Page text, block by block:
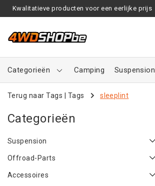
Kwalitatieve producten voor een eerlijke prijs
Categorieën Camping Suspension
Terug naar Tags Tags sleeplint
Categorieën
Suspension
Offroad-Parts
Accessoires